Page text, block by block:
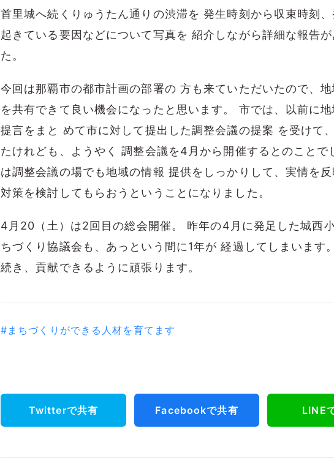
首里城へ続くりゅうたん通りの渋滞を 発生時刻から収束時刻、
起きている要因などについて写真を 紹介しながら詳細な報告が
た。
今回は那覇市の都市計画の部署の 方も来ていただいたので、
を共有できて良い機会になったと思います。 市では、以前に
提言をまと めて市に対して提出した調整会議の提案 を受けて
たけれども、ようやく 調整会議を4月から開催するとのことで
は調整会議の場でも地域の情報 提供をしっかりして、実情を
対策を検討してもらおうということになりました。
4月20（土）は2回目の総会開催。 昨年の4月に発足した城西
ちづくり協議会も、あっという間に1年が 経過してしまいます
続き、貢献できるように頑張ります。
#まちづくりができる人材を育てます
Twitterで共有 Facebookで共有 LINE